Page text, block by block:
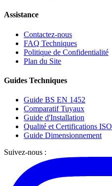
Assistance
Contactez-nous
FAQ Techniques
Politique de Confidentialité
Plan du Site
Guides Techniques
Guide BS EN 1452
Comparatif Tuyaux
Guide d'Installation
Qualité et Certifications ISO
Guide Dimensionnement
Suivez-nous :